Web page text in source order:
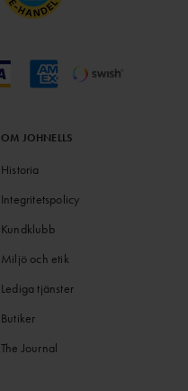
OM JOHNELLS
Historia
Integritetspolicy
Kundklubb
Miljö och etik
Lediga tjänster
Butiker
The Journal